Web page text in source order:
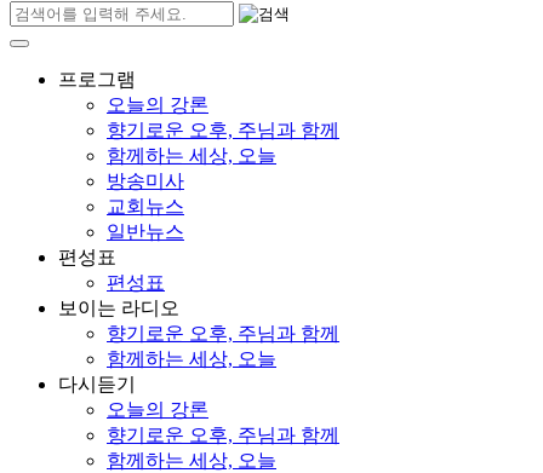
프로그램
오늘의 강론
향기로운 오후, 주님과 함께
함께하는 세상, 오늘
방송미사
교회뉴스
일반뉴스
편성표
편성표
보이는 라디오
향기로운 오후, 주님과 함께
함께하는 세상, 오늘
다시듣기
오늘의 강론
향기로운 오후, 주님과 함께
함께하는 세상, 오늘